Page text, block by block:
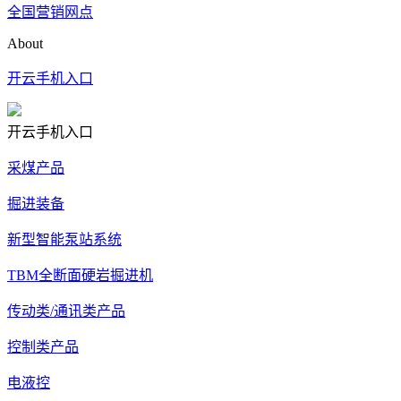
全国营销网点
About
开云手机入口
开云手机入口
采煤产品
掘进装备
新型智能泵站系统
TBM全断面硬岩掘进机
传动类/通讯类产品
控制类产品
电液控